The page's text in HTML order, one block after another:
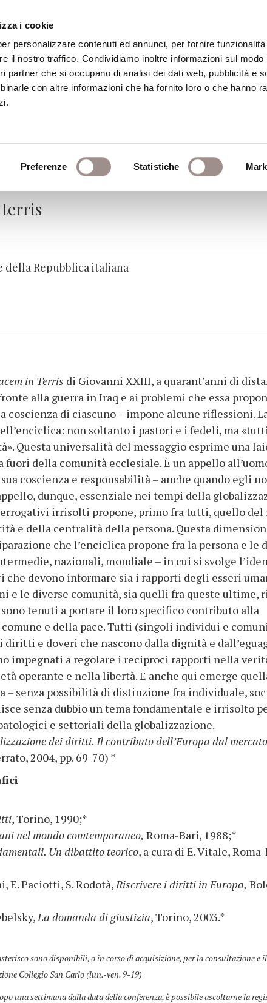
i cookie
personalizzare contenuti ed annunci, per fornire
il nostro traffico. Condividiamo inoltre informazioni sul
partner che si occupano di analisi dei dati web, pubblicità e
con altre informazioni che ha fornito loro o che hanno
Preferenze Statistiche
Centro Culturale Centro Studi
Dibattiti religiosi e
terris
della Repubblica italiana
in Terris di Giovanni XXIII, a quarant’anni di
alla guerra in Iraq e ai problemi che essa
coscienza di ciascuno – impone alcune riflessioni.
non soltanto i pastori e i fedeli, ma
Questa universalità del messaggio esprime una
della comunità ecclesiale. È un appello
coscienza e responsabilità – anche quando egli
dunque, essenziale nei tempi della
irrisolti propone, primo fra tutti, quello del
e della centralità della persona. Questa
che l’enciclica propone fra la persona e le
nazionali, mondiale – in cui si svolge
che devono informare sia i rapporti degli esseri
e le diverse comunità, sia quelli fra queste ultime,
tenuti a portare il loro specifico contributo alla
e della pace. Tutti (singoli individui e
e doveri che nascono dalla dignità e
impegnati a regolare i reciproci rapporti nella
operante e nella libertà. E anche qui emerge
– senza possibilità di distinzione fra individuale,
senza dubbio un tema fondamentale e irrisolto
e settoriali della globalizzazione.
dei diritti. Il contributo dell’Europa dal
2004, pp. 69-70) *
, Torino, 1990;*
nel mondo comtemporaneo, Roma-Bari, 1988;*
Un dibattito teorico, a cura di E. Vitale,
E. Paciotti, S. Rodotà,Riscrivere i diritti in Europa,
La domanda di giustizia, Torino, 2003.*
sono disponibili, o in corso di acquisizione, per la consultazione e
Collegio San Carlo (lun.-ven. 9-19)
una settimana dalla data della conferenza, è possibile ascoltarne la